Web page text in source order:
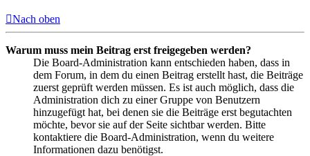
Nach oben
Warum muss mein Beitrag erst freigegeben werden?
Die Board-Administration kann entschieden haben, dass in
dem Forum, in dem du einen Beitrag erstellt hast, die Beiträge
zuerst geprüft werden müssen. Es ist auch möglich, dass die
Administration dich zu einer Gruppe von Benutzern
hinzugefügt hat, bei denen sie die Beiträge erst begutachten
möchte, bevor sie auf der Seite sichtbar werden. Bitte
kontaktiere die Board-Administration, wenn du weitere
Informationen dazu benötigst.